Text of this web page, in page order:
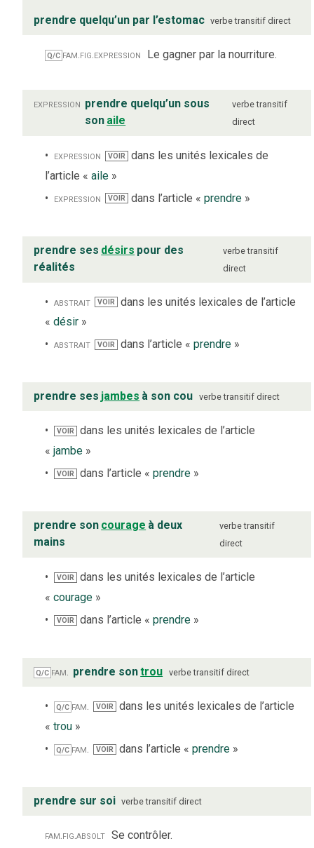
prendre quelqu’un par l’estomac verbe transitif direct
Q/C fam.fig.expression Le gagner par la nourriture.
expression prendre quelqu’un sous
son aile
verbe transitif
direct
expression VOIR dans les unités lexicales de
l’article « aile »
expression
VOIR dans l’article « prendre»
prendre ses désirs pour des
réalités
verbe transitif
direct
abstrait VOIR
dans les unités lexicales de l’article
« désir »
abstrait
VOIR dans l’article « prendre»
prendre ses jambes à son cou verbe transitif direct
VOIR
dans les unités lexicales de l’article
« jambe »
VOIR dans l’article «prendre »
prendre son courage à deux
mains
verbe transitif
direct
VOIR
dans les unités lexicales de l’article
« courage »
VOIR dans l’article «prendre »
Q/C fam. prendre sontrou verbe transitif direct
Q/C fam. VOIR
dans les unités lexicales de l’article
« trou »
Q/C fam. VOIR dans l’article «prendre »
prendre sur soi verbe transitif direct
fam. fig. absolt Se contrôler.